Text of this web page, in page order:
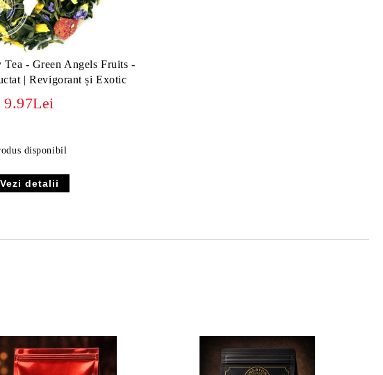
Tea - Green Angels Fruits -
| Revigorant și Exotic
9.97Lei
disponibil
Vezi detalii